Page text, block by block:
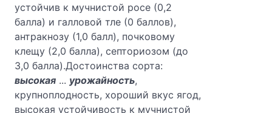
устойчив к мучнистой росе (0,2
балла) и галловой тле (0 баллов),
антракнозу (1,0 балл), почковому
клещу (2,0 балла), септориозом (до
3,0 балла).Достоинства сорта:
высокая ... урожайность,
крупноплодность, хороший вкус ягод,
высокая устойчивость к мучнистой